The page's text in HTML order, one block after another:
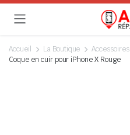
Accueil La Boutique
Accessoires
Coque en cuir pour iPhone X Rouge